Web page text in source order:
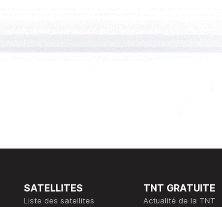
SATELLITES
Liste des satellites
TNT GRATUITE
Actualité de la TNT